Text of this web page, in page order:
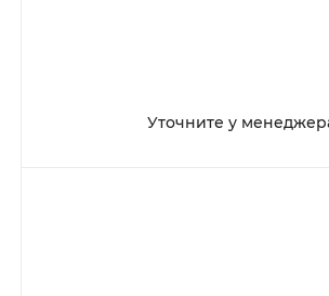
Уточните у